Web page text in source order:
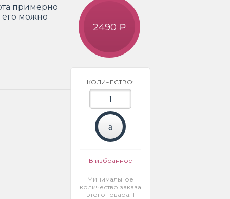
примерно
его можно
2490 ₽
КОЛИЧЕСТВО:
В избранное
Минимальное
количество заказа
этого товара: 1